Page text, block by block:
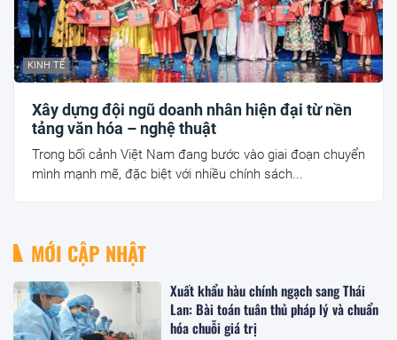
KINH TẾ
Xây dựng đội ngũ doanh nhân hiện đại từ nền
tảng văn hóa – nghệ thuật
Trong bối cảnh Việt Nam đang bước vào giai đoạn chuyển
mình mạnh mẽ, đặc biệt với nhiều chính sách...
MỚI CẬP NHẬT
Xuất khẩu hàu chính ngạch sang Thái
Lan: Bài toán tuân thủ pháp lý và chuẩn
hóa chuỗi giá trị